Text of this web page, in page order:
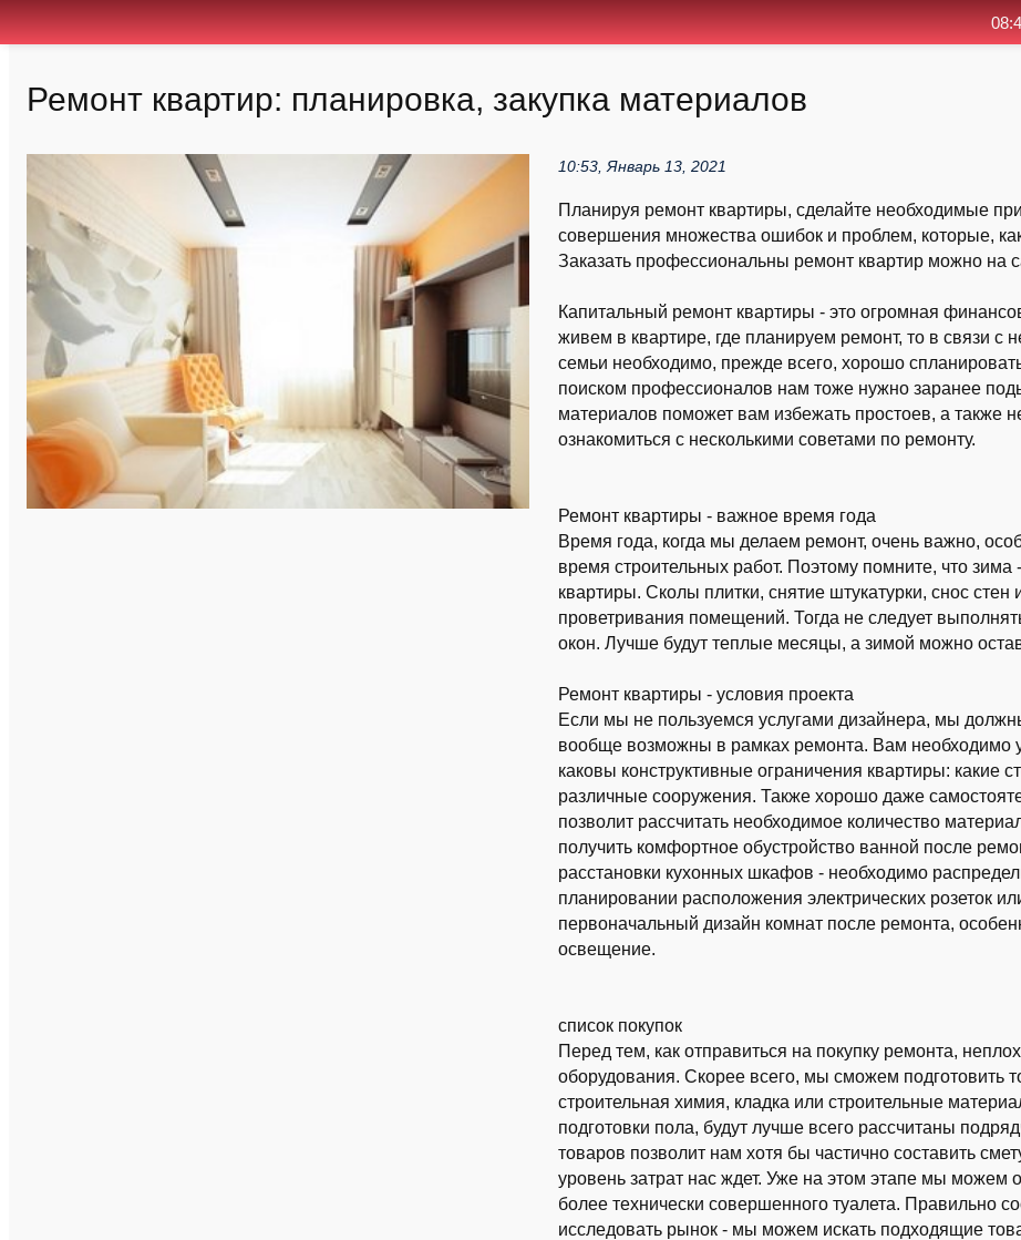
Ремонт квартир: планировка, закупка материалов
10:53, Январь 13, 2021
Планируя ремонт квартиры, сделайте необходимые
совершения множества ошибок и проблем, которые,
Заказать профессиональны ремонт квартир можно на
Капитальный ремонт квартиры - это огромная
живем в квартире, где планируем ремонт, то в связи с
семьи необходимо, прежде всего, хорошо
поиском профессионалов нам тоже нужно заранее
материалов поможет вам избежать простоев, а также
ознакомиться с несколькими советами по ремонту.
Ремонт квартиры - важное время года
Время года, когда мы делаем ремонт, очень важно,
время строительных работ. Поэтому помните, что
квартиры. Сколы плитки, снятие штукатурки, снос
проветривания помещений. Тогда не следует
окон. Лучше будут теплые месяцы, а зимой можно
Ремонт квартиры - условия проекта
Если мы не пользуемся услугами дизайнера, мы
вообще возможны в рамках ремонта. Вам необходимо
каковы конструктивные ограничения квартиры: какие
различные сооружения. Также хорошо даже
позволит рассчитать необходимое количество
получить комфортное обустройство ванной после
расстановки кухонных шкафов - необходимо
планировании расположения электрических розеток
первоначальный дизайн комнат после ремонта,
освещение.
список покупок
Перед тем, как отправиться на покупку ремонта,
оборудования. Скорее всего, мы сможем подготовить
строительная химия, кладка или строительные
подготовки пола, будут лучше всего рассчитаны
товаров позволит нам хотя бы частично составить
уровень затрат нас ждет. Уже на этом этапе мы можем
более технически совершенного туалета. Правильно
исследовать рынок - мы можем искать подходящие